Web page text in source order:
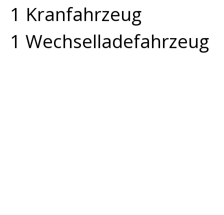
1 Kranfahrzeug
1 Wechselladefahrzeug